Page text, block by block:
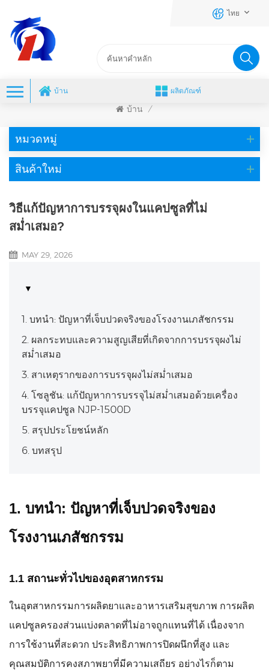
ไทย
บ้าน ผลิตภัณฑ์
บ้าน /
หมวดหมู่
สินค้าใหม่
วิธีแก้ปัญหาการบรรจุผงในแคปซูลที่ไม่
สม่ำเสมอ?
MAY 29, 2026
1. บทนำ: ปัญหาที่เจ็บปวดจริงของโรงงานเภสัชกรรม
2. ผลกระทบและความสูญเสียที่เกิดจากการบรรจุผงไม่
สม่ำเสมอ
3. สาเหตุรากของการบรรจุผงไม่สม่ำเสมอ
4. โซลูชัน: แก้ปัญหาการบรรจุไม่สม่ำเสมอด้วยเครื่อง
บรรจุแคปซูล NJP-1500D
5. สรุปประโยชน์หลัก
6. บทสรุป
1. บทนำ: ปัญหาที่เจ็บปวดจริงของ
โรงงานเภสัชกรรม
1.1 สถานะทั่วไปของอุตสาหกรรม
ในอุตสาหกรรมการผลิตยาและอาหารเสริมสุขภาพ การผลิต
แคปซูลครองส่วนแบ่งตลาดที่ไม่อาจถูกแทนที่ได้ เนื่องจาก
การใช้งานที่สะดวก ประสิทธิภาพการปิดผนึกที่สูง และ
คุณสมบัติการคงสภาพยาที่มีความเสถียร อย่างไรก็ตาม